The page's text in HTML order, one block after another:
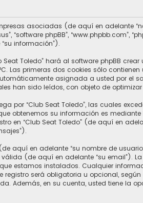
asociadas (de aquí en adelante
“software phpBB”, “www.phpbb.com”,
información”).
Toledo” hará al software phpBB
Las primeras dos cookies sólo
asignada a usted por el
han sido leídos, con objeto de
por “Club Seat Toledo”, las cuales
obtenemos su información es
en “Club Seat Toledo” (de aquí en
aquí en adelante “su nombre de
(de aquí en adelante “su email”).
estamos instalados. Cualquier
será obligatoria u opcional, según
Además, en su cuenta, usted tiene la